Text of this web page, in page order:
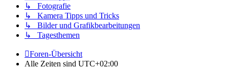
↳ Fotografie
↳ Kamera Tipps und Tricks
↳ Bilder und Grafikbearbeitungen
↳ Tagesthemen
Foren-Übersicht
Alle Zeiten sind UTC+02:00